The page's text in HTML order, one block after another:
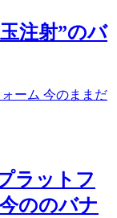
注射”のバ
ラットフ
ののバナ